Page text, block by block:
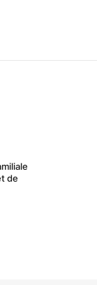
de